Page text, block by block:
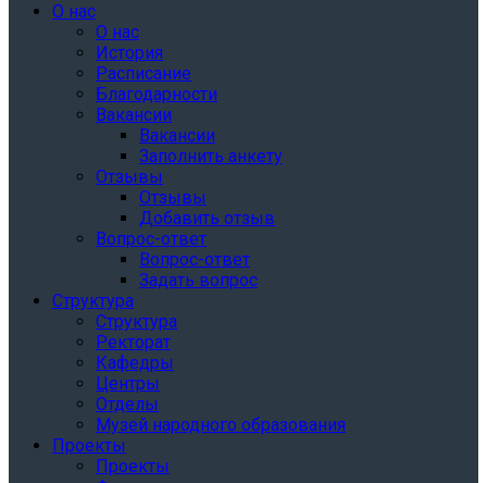
О нас
О нас
История
Расписание
Благодарности
Вакансии
Вакансии
Заполнить анкету
Отзывы
Отзывы
Добавить отзыв
Вопрос-ответ
Вопрос-ответ
Задать вопрос
Структура
Структура
Ректорат
Кафедры
Центры
Отделы
Музей народного образования
Проекты
Проекты